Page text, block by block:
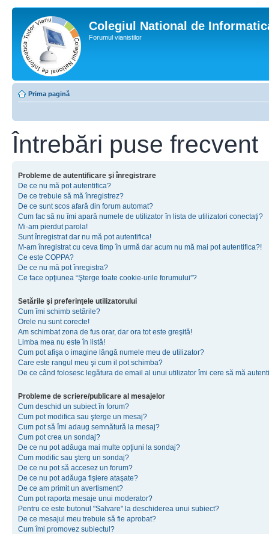
Colegiul National de
Forumul vianistilor
Prima pagină
Întrebări puse frecvent
Probleme de autentificare şi înregistrare
De ce nu mă pot autentifica?
De ce trebuie să mă înregistrez?
De ce sunt scos afară din forum automat?
Cum fac să nu îmi apară numele de utilizator în lista de utilizatori conectaţi?
Mi-am pierdut parola!
Sunt înregistrat dar nu mă pot autentifica!
M-am înregistrat cu ceva timp în urmă dar acum nu mă mai pot autentifica?!
Ce este COPPA?
De ce nu mă pot înregistra?
Ce face opţiunea “Şterge toate cookie-urile forumului”?
Setările şi preferinţele utilizatorului
Cum îmi schimb setările?
Orele nu sunt corecte!
Am schimbat zona de fus orar, dar ora tot este greşită!
Limba mea nu este în listă!
Cum pot afişa o imagine lângă numele meu de utilizator?
Care este rangul meu şi cum il pot schimba?
De ce când folosesc legătura de email al unui utilizator îmi cere să mă
Probleme de scriere/publicare al mesajelor
Cum deschid un subiect în forum?
Cum pot modifica sau şterge un mesaj?
Cum pot să îmi adaug semnătură la mesaj?
Cum pot crea un sondaj?
De ce nu pot adăuga mai multe opţiuni la sondaj?
Cum modific sau şterg un sondaj?
De ce nu pot să accesez un forum?
De ce nu pot adăuga fişiere ataşate?
De ce am primit un avertisment?
Cum pot raporta mesaje unui moderator?
Pentru ce este butonul "Salvare" la deschiderea unui subiect?
De ce mesajul meu trebuie să fie aprobat?
Cum îmi promovez subiectul?